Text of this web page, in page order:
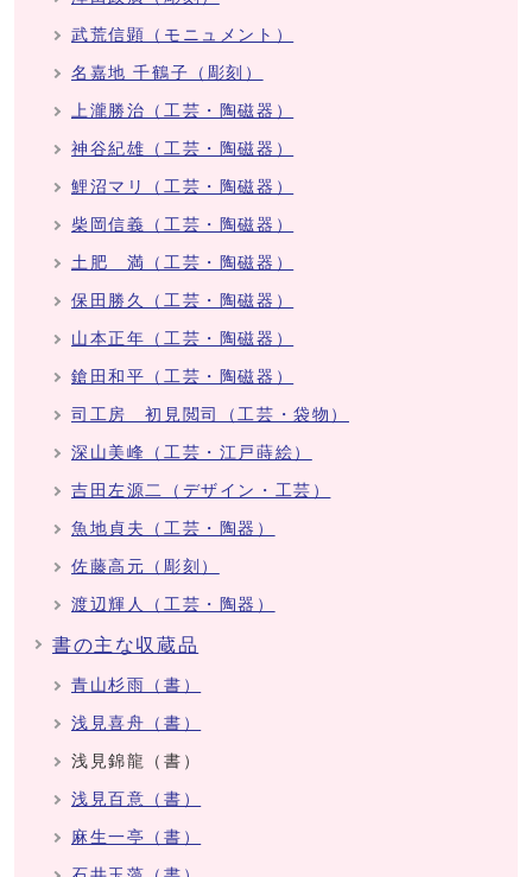
武荒信顕（モニュメント）
名嘉地 千鶴子（彫刻）
上瀧勝治（工芸・陶磁器）
神谷紀雄（工芸・陶磁器）
鯉沼マリ（工芸・陶磁器）
柴岡信義（工芸・陶磁器）
土肥 満（工芸・陶磁器）
保田勝久（工芸・陶磁器）
山本正年（工芸・陶磁器）
鎗田和平（工芸・陶磁器）
司工房 初見閲司（工芸・袋物）
深山美峰（工芸・江戸蒔絵）
吉田左源二（デザイン・工芸）
魚地貞夫（工芸・陶器）
佐藤高元（彫刻）
渡辺輝人（工芸・陶器）
書の主な収蔵品
青山杉雨（書）
浅見喜舟（書）
浅見錦龍（書）
浅見百意（書）
麻生一亭（書）